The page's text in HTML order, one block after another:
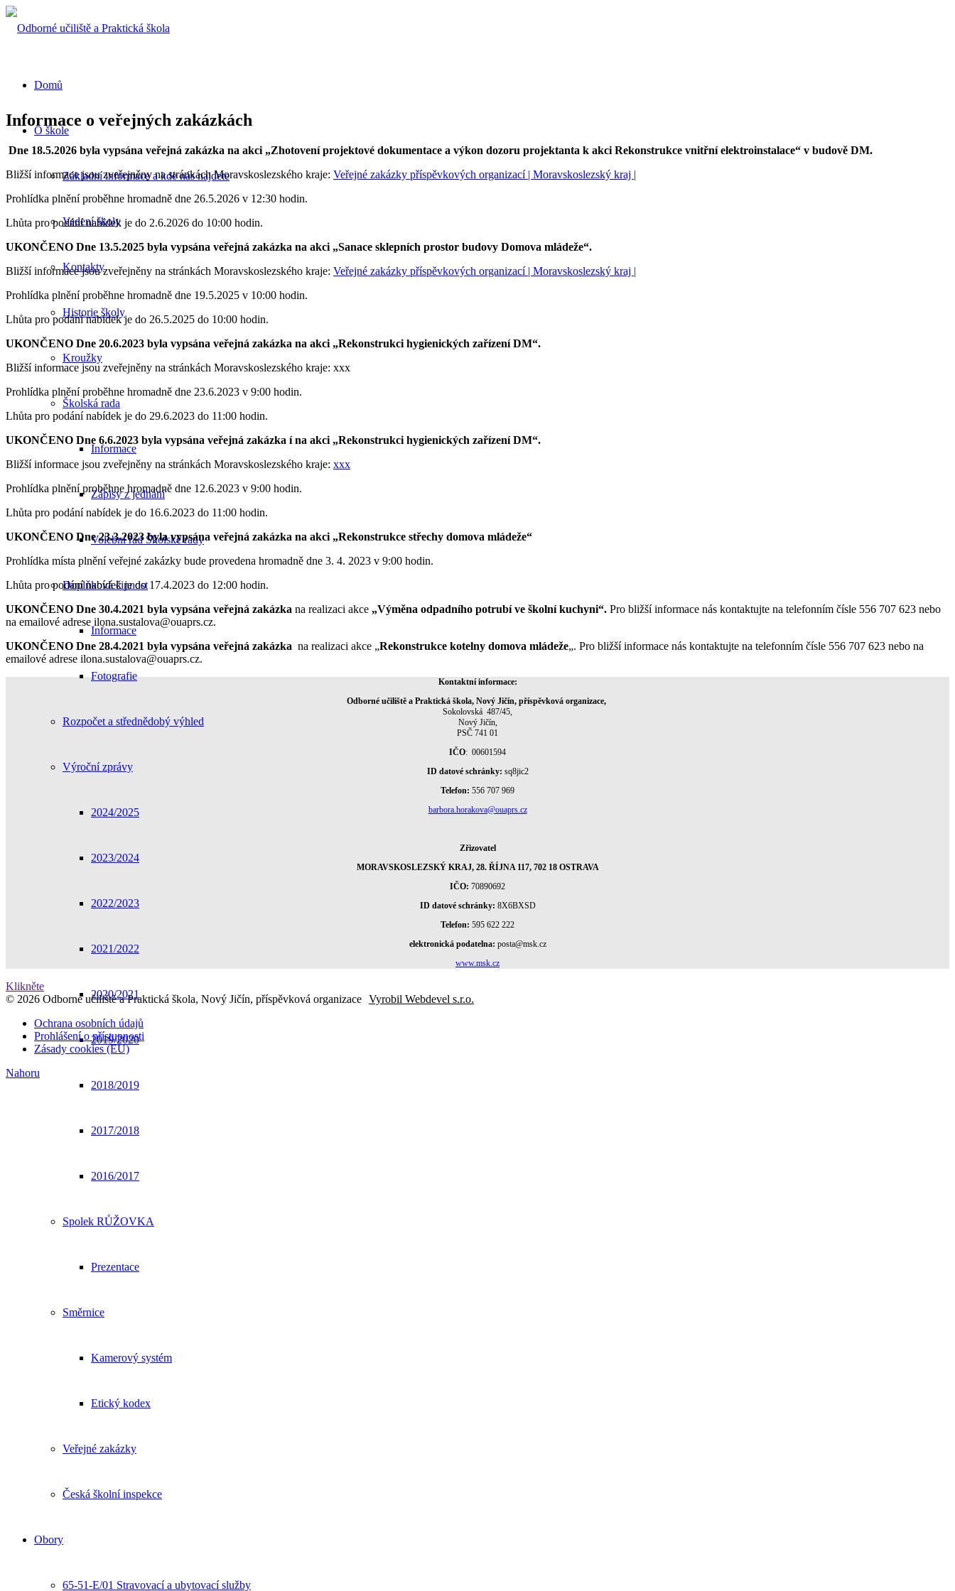
Domů
O škole
Základní informace a kde nás najdete
Vedení školy
Kontakty
Historie školy
Kroužky
Školská rada
Informace
Zápisy z jednání
Volební řád Školské rady
Doplňková činnost
Informace
Fotografie
Rozpočet a střednědobý výhled
Výroční zprávy
2024/2025
2023/2024
2022/2023
2021/2022
2020/2021
2019/2020
2018/2019
2017/2018
2016/2017
Spolek RŮŽOVKA
Prezentace
Směrnice
Kamerový systém
Etický kodex
Veřejné zakázky
Česká školní inspekce
Obory
65-51-E/01 Stravovací a ubytovací služby
Informace o veřejných zakázkách
Dne 18.5.2026 byla vypsána veřejná zakázka na akci „Zhotovení projektové dokumentace a výkon dozoru projektanta k akci Rekonstrukce vnitřní elektroinstalace“ v budově DM.
Bližší informace jsou zveřejněny na stránkách Moravskoslezského kraje: Veřejné zakázky příspěvkových organizací | Moravskoslezský kraj |
Prohlídka plnění proběhne hromadně dne 26.5.2026 v 12:30 hodin.
Lhůta pro podání nabídek je do 2.6.2026 do 10:00 hodin.
UKONČENO Dne 13.5.2025 byla vypsána veřejná zakázka na akci „Sanace sklepních prostor budovy Domova mládeže“.
Bližší informace jsou zveřejněny na stránkách Moravskoslezského kraje: Veřejné zakázky příspěvkových organizací | Moravskoslezský kraj |
Prohlídka plnění proběhne hromadně dne 19.5.2025 v 10:00 hodin.
Lhůta pro podání nabídek je do 26.5.2025 do 10:00 hodin.
UKONČENO Dne 20.6.2023 byla vypsána veřejná zakázka na akci „Rekonstrukci hygienických zařízení DM“.
Bližší informace jsou zveřejněny na stránkách Moravskoslezského kraje: xxx
Prohlídka plnění proběhne hromadně dne 23.6.2023 v 9:00 hodin.
Lhůta pro podání nabídek je do 29.6.2023 do 11:00 hodin.
UKONČENO Dne 6.6.2023 byla vypsána veřejná zakázka í na akci „Rekonstrukci hygienických zařízení DM“.
Bližší informace jsou zveřejněny na stránkách Moravskoslezského kraje: xxx
Prohlídka plnění proběhne hromadně dne 12.6.2023 v 9:00 hodin.
Lhůta pro podání nabídek je do 16.6.2023 do 11:00 hodin.
UKONČENO Dne 23.3.2023 byla vypsána veřejná zakázka na akci „Rekonstrukce střechy domova mládeže“
Prohlídka místa plnění veřejné zakázky bude provedena hromadně dne 3. 4. 2023 v 9:00 hodin.
Lhůta pro podání nabídek je do 17.4.2023 do 12:00 hodin.
UKONČENO Dne 30.4.2021 byla vypsána veřejná zakázka na realizaci akce „Výměna odpadního potrubí ve školní kuchyni“. Pro bližší informace nás kontaktujte na telefonním čísle 556 707 623 nebo
na emailové adrese ilona.sustalova@ouaprs.cz.
UKONČENO Dne 28.4.2021 byla vypsána veřejná zakázka na realizaci akce „Rekonstrukce kotelny domova mládeže„. Pro bližší informace nás kontaktujte na telefonním čísle 556 707 623 nebo na
emailové adrese ilona.sustalova@ouaprs.cz.
Kontaktní informace:
Odborné učiliště a Praktická škola, Nový Jičín, příspěvková organizace,
Sokolovská 487/45,
Nový Jičín,
PSČ 741 01
IČO: 00601594
ID datové schránky: sq8jic2
Telefon: 556 707 969
barbora.horakova@ouaprs.cz
Zřizovatel
MORAVSKOSLEZSKÝ KRAJ, 28. ŘÍJNA 117, 702 18 OSTRAVA
IČO: 70890692
ID datové schránky: 8X6BXSD
Telefon: 595 622 222
elektronická podatelna: posta@msk.cz
www.msk.cz
Klikněte
© 2026 Odborné učiliště a Praktická škola, Nový Jičín, příspěvková organizace Vyrobil Webdevel s.r.o.
Ochrana osobních údajů
Prohlášení o přístupnosti
Zásady cookies (EU)
Nahoru